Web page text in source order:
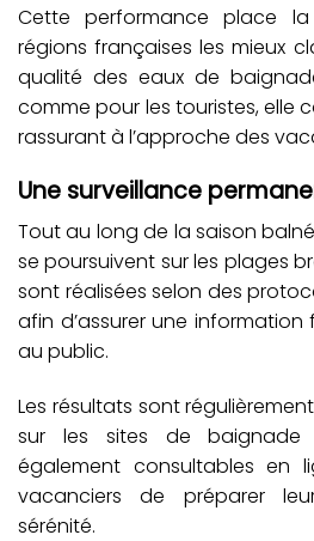
Cette performance place
régions françaises les mieux
qualité des eaux de
comme pour les touristes, elle
rassurant à l’approche des
Une surveillance
Tout au long de la saison
se poursuivent sur les plages
sont réalisées selon des
afin d’assurer une
au public.
Les résultats sont
sur les sites de baignade
également consultables en
vacanciers de préparer
sérénité.